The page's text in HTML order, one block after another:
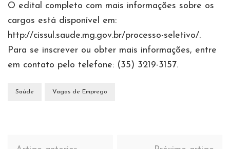
O edital completo com mais informações sobre os
cargos está disponível em:
http://cissul.saude.mg.gov.br/processo-seletivo/.
Para se inscrever ou obter mais informações, entre
em contato pelo telefone: (35) 3219-3157.
Saúde Vagas de Emprego
Navegação